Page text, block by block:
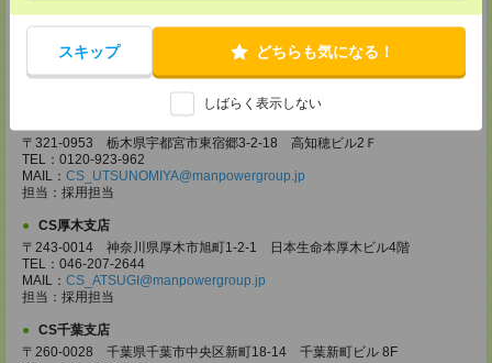
スキップ どちらも気になる！
しばらく表示しない
CS高崎支店
TEL：027-320-6558
MAIL：CS_TAKASAKI@manpowergroup.jp
〒321-0953 栃木県宇都宮市東宿郷3-2-18 高知穂ビル2Ｆ
TEL：0120-923-962
MAIL： CS_UTSUNOMIYA@manpowergroup.jp
担当：採用担当
CS厚木支店
〒243-0014 神奈川県厚木市旭町1-2-1 日本生命本厚木ビル4階
TEL：046-207-2644
MAIL： CS_ATSUGI@manpowergroup.jp
担当：採用担当
CS千葉支店
〒260-0028 千葉県千葉市中央区新町18-14 千葉新町ビル 8F